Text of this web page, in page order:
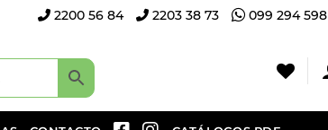
2200 56 84 2203 38 73 099 294 598